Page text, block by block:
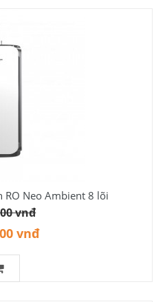
Neo Ambient 8 lõi
vnđ
vnđ